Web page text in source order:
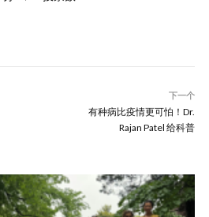
下一个
有种病比疫情更可怕！Dr.
Rajan Patel 给科普